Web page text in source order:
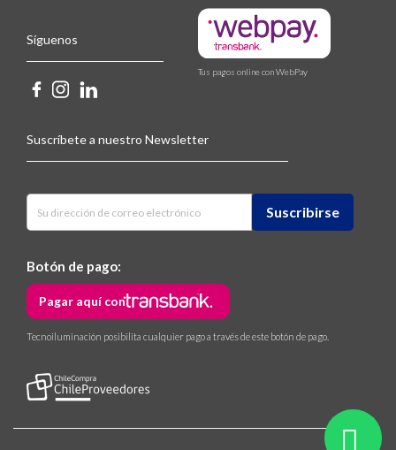
Síguenos
Tus pagos online con WebPay
Suscríbete a nuestro Newsletter
Botón de pago:
Pagar aquí con
Tecnoiluminación posibilita cualquier pago a través de este botón de pago.